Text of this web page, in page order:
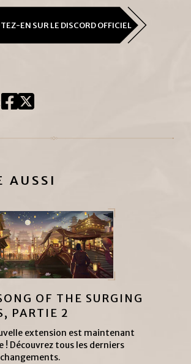
EN SUR LE DISCORD OFFICIEL
AUSSI
OF THE SURGING
PARTIE 2
extension est maintenant
! Découvrez tous les derniers